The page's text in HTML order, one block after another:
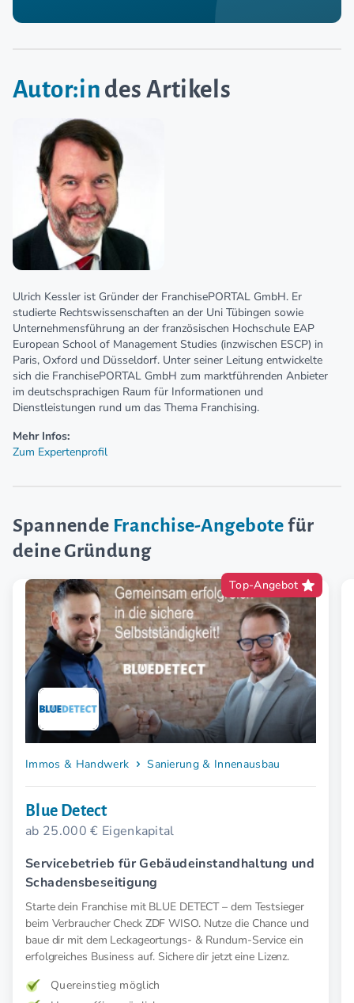
Autor:in des Artikels
Ulrich Kessler ist Gründer der FranchisePORTAL GmbH. Er
studierte Rechtswissenschaften an der Uni Tübingen sowie
Unternehmensführung an der französischen Hochschule EAP
European School of Management Studies (inzwischen ESCP) in
Paris, Oxford und Düsseldorf. Unter seiner Leitung entwickelte
sich die FranchisePORTAL GmbH zum marktführenden Anbieter
im deutschsprachigen Raum für Informationen und
Dienstleistungen rund um das Thema Franchising.
Mehr Infos:
Zum Expertenprofil
Spannende Franchise-Angebotefür
deine Gründung
Top-Angebot
Immos & Handwerk Sanierung & Innenausbau
Blue Detect
ab 25.000 € Eigenkapital
Servicebetrieb für Gebäudeinstandhaltung und
Schadensbeseitigung
Starte dein Franchise mit BLUE DETECT – dem Testsieger
beim Verbraucher Check ZDF WISO. Nutze die Chance und
baue dir mit dem Leckageortungs- & Rundum-Service ein
erfolgreiches Business auf. Sichere dir jetzt eine Lizenz.
Quereinstieg möglich